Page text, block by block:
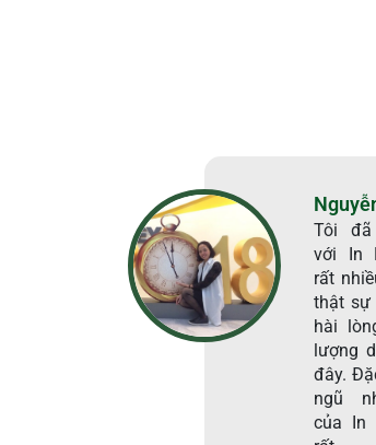
Tôi
với In
rất
thật sự
hài
lượng
đây.
ngũ
của In